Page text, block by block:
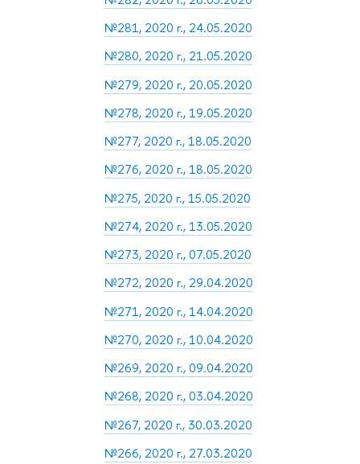
№281, 2020 г., 24.05.2020
№280, 2020 г., 21.05.2020
№279, 2020 г., 20.05.2020
№278, 2020 г., 19.05.2020
№277, 2020 г., 18.05.2020
№276, 2020 г., 18.05.2020
№275, 2020 г., 15.05.2020
№274, 2020 г., 13.05.2020
№273, 2020 г., 07.05.2020
№272, 2020 г., 29.04.2020
№271, 2020 г., 14.04.2020
№270, 2020 г., 10.04.2020
№269, 2020 г., 09.04.2020
№268, 2020 г., 03.04.2020
№267, 2020 г., 30.03.2020
№266, 2020 г., 27.03.2020